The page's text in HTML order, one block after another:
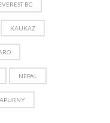
BC
KAUKAZ
NEPAL